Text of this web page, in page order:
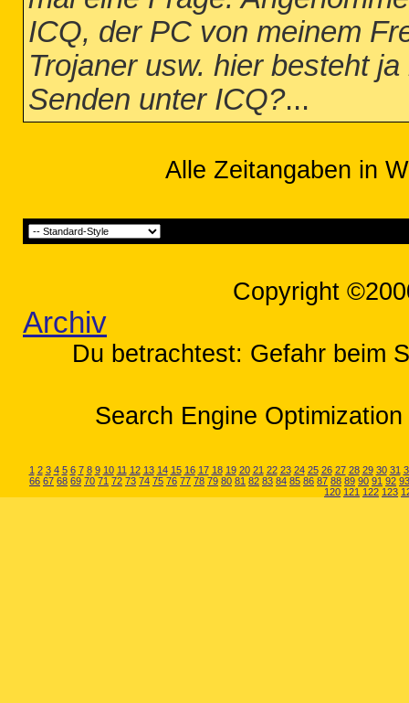
ICQ, der PC von meinem
Trojaner usw. hier besteht
Senden unter ICQ?...
Alle Zeitangaben in
Copyright
Archiv
Du betrachtest: Gefahr beim
Search Engine
1 2 3 4 5 6 7 8 9 10 11 12 13 14 15 16 17 18 19 20 21 22 23 24 25 26 27 28 29 30 31
66 67 68 69 70 71 72 73 74 75 76 77 78 79 80 81 82 83 84 85 86 87 88 89 90 91 92 93
120 121 122 123